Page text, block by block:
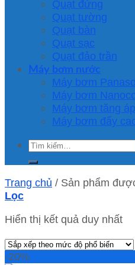
Quạt đứng
Quạt tường
Quạt bàn
Quạt sạc
Quạt đảo trần
Máy bơm nước
Máy bơm
Máy bơm
Máy bơm tăng áp
Máy bơm đẩy
Tìm
kiếm:
Trang chủ / Sản phẩm
Lọc
Hiển thị kết quả duy nhất
-20%